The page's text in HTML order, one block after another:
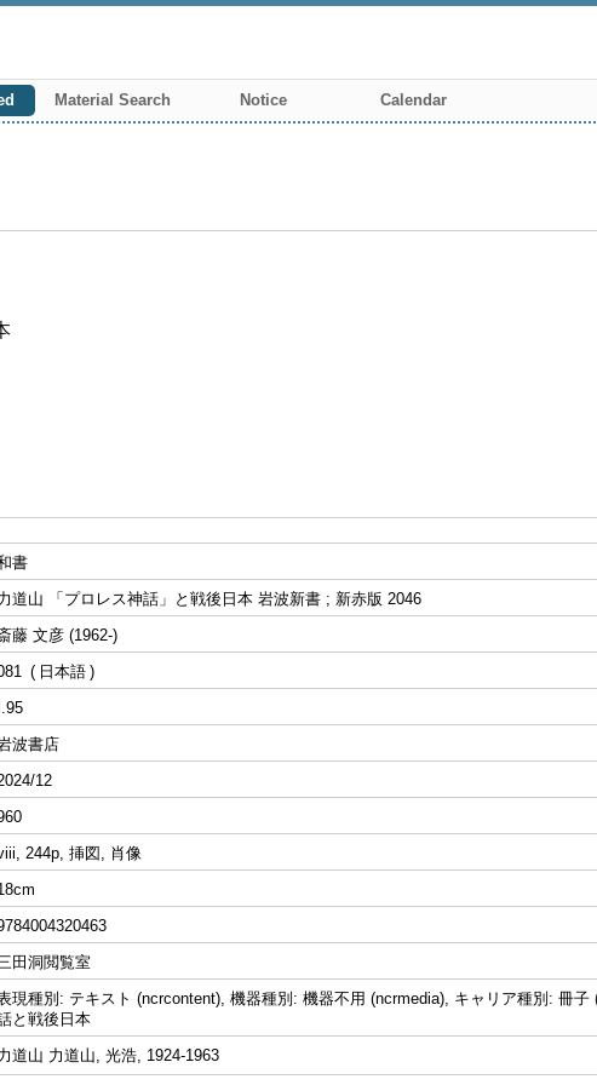
Material Search Notice Calendar
書
道山 「プロレス神話」と戦後日本 岩波新書 ; 新赤版 2046
藤 文彦 (1962-)
日本語
I.95
波書店
12
244p, 挿図, 肖像
田洞閲覧室
現種別: テキスト (ncrcontent), 機器種別: 機器不用 (ncrmedia), キャリア種別: 冊
と戦後日本
道山 力道山, 光浩, 1924-1963